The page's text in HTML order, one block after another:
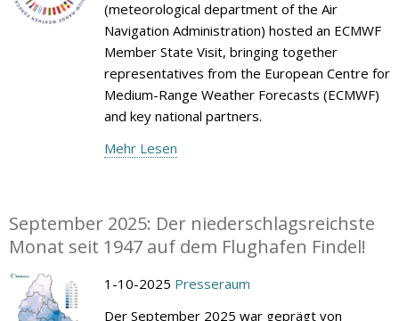
(meteorological department of the Air
Navigation Administration) hosted an ECMWF
Member State Visit, bringing together
representatives from the European Centre for
Medium-Range Weather Forecasts (ECMWF)
and key national partners.
Mehr Lesen
September 2025: Der niederschlagsreichste
Monat seit 1947 auf dem Flughafen Findel!
1-10-2025 Presseraum
Der September 2025 war geprägt von